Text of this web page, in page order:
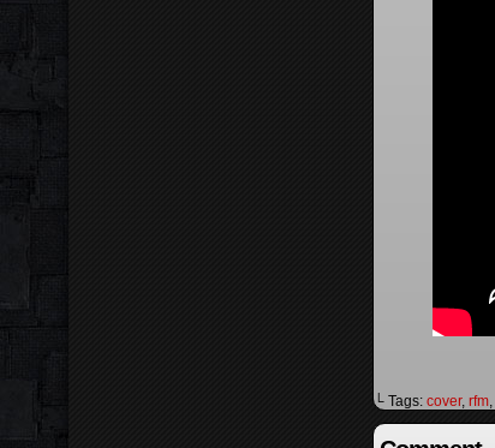
└ Tags: cover, rfm,